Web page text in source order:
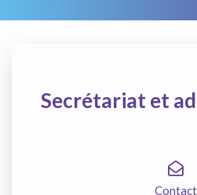
Secrétariat et
Contact